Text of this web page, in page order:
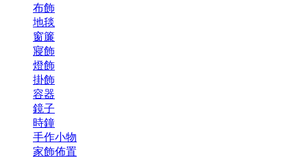
布飾
地毯
窗簾
寢飾
燈飾
掛飾
容器
鏡子
時鐘
手作小物
家飾佈置